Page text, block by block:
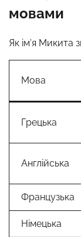
мовами
Як ім’я Микита
Мова
Грецька
Англійська
Французька
Німецька